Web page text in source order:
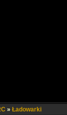
» Ładowarki